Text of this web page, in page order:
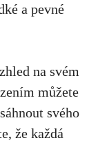
a pevné
na svém
můžete
svého
že každá